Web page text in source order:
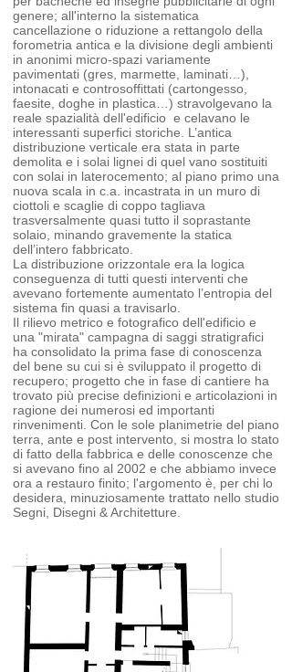
genere; all'interno la sistematica
cancellazione o riduzione a rettangolo della
forometria antica e la divisione degli ambienti
in anonimi micro-spazi variamente
pavimentati (gres, marmette, laminati…),
intonacati e controsoffittati (cartongesso,
faesite, doghe in plastica…) stravolgevano la
reale spazialità dell'edificio e celavano le
interessanti superfici storiche. L’antica
distribuzione verticale era stata in parte
demolita e i solai lignei di quel vano sostituiti
con solai in laterocemento; al piano primo una
nuova scala in c.a. incastrata in un muro di
ciottoli e scaglie di coppo tagliava
trasversalmente quasi tutto il soprastante
solaio, minando gravemente la statica
dell’intero fabbricato.
La distribuzione orizzontale era la logica
conseguenza di tutti questi interventi che
avevano fortemente aumentato l’entropia del
sistema fin quasi a travisarlo.
Il rilievo metrico e fotografico dell'edificio e
una "mirata" campagna di saggi stratigrafici
ha consolidato la prima fase di conoscenza
del bene su cui si è sviluppato il progetto di
recupero; progetto che in fase di cantiere ha
trovato più precise definizioni e articolazioni in
ragione dei numerosi ed importanti
rinvenimenti. Con le sole planimetrie del piano
terra, ante e post intervento, si mostra lo stato
di fatto della fabbrica e delle conoscenze che
si avevano fino al 2002 e che abbiamo invece
ora a restauro finito; l'argomento è, per chi lo
desidera, minuziosamente trattato nello studio
Segni, Disegni & Architetture.